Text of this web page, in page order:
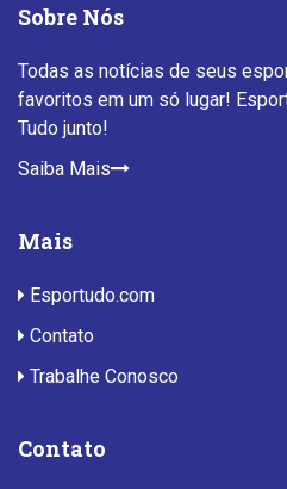
Sobre Nós
Todas as notícias de seus
favoritos em um só lugar!
Tudo junto!
Saiba Mais
Mais
Esportudo.com
Contato
Trabalhe Conosco
Contato